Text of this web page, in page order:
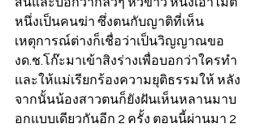
หนึ่งเป็นคนฆ่า ซึ่งตนกับญาติที่เห็น
เหตุการณ์ต่างก็เชื่อว่าเป็นวิญญาณขอ
งด.ช.โก๊ะมาเข้าสิงร่างเพื่อบอกว่าใครทำ
และให้แม่เรียกร้องความยุติธรรมให้ หลัง
จากนั้นน้องสาวตนก็ยังฝันเห็นหลานมาบ
อกแบบเดียวกันอีก 2 ครั้ง ตอนนี้ผ่านมา 2